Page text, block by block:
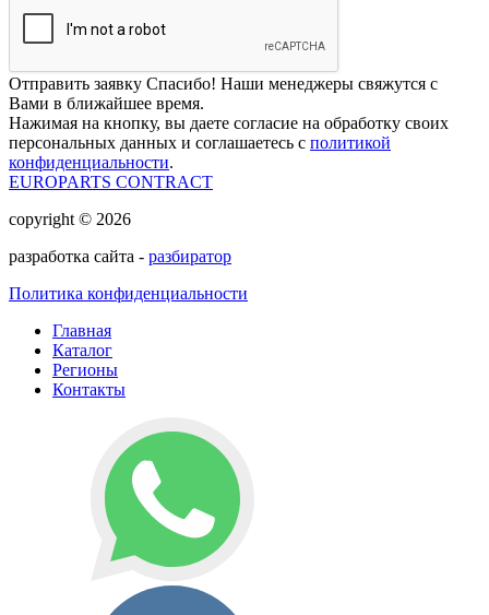
Отправить заявку Спасибо! Наши менеджеры свяжутся с
Вами в ближайшее время.
Нажимая на кнопку, вы даете согласие на обработку своих
персональных данных и соглашаетесь с политикой
конфиденциальности.
EUROPARTS CONTRACT
copyright © 2026
разработка сайта - разбиратор
Политика конфиденциальности
Главная
Каталог
Регионы
Контакты